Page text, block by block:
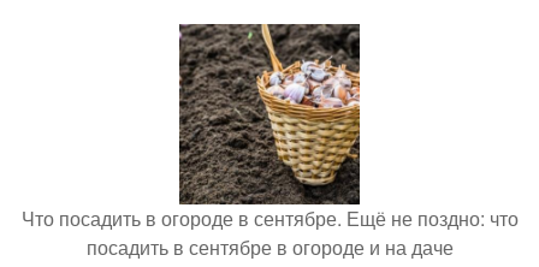
Что посадить в огороде в сентябре. Ещё не поздно: что
посадить в сентябре в огороде и на даче